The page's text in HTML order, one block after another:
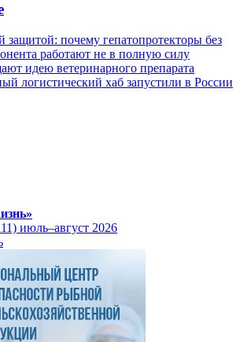
защитой: почему гепатопротекторы без
работают не в полную силу
идею ветеринарного препарата
логистический хаб запустили в России
июль–август 2026